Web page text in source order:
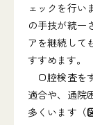
ェックを行い
の手技が統一
アを継続して
すすめます。
口腔検査を
適合や、通院
多くいます（